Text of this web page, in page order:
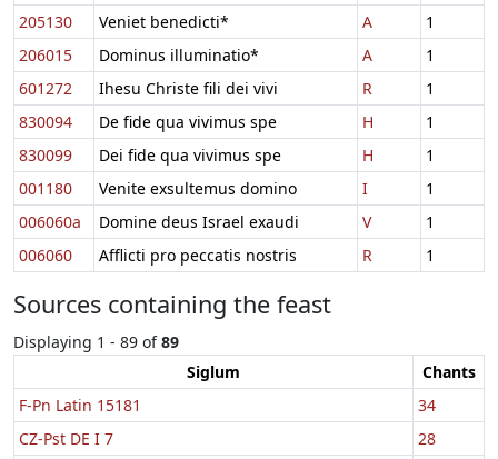
205130
Veniet benedicti* A
1
206015
Dominus illuminatio* A
1
601272
Ihesu Christe fili dei vivi R
1
830094
De fide qua vivimus spe H
1
830099
Dei fide qua vivimus spe H
1
001180
Venite exsultemus domino I
1
006060a
Domine deus Israel exaudi V
1
006060
Afflicti pro peccatis nostris R 1
Sources containing the feast
Displaying 1 - 89 of89
Siglum
Chants
F-Pn Latin 15181
34
CZ-Pst DE I 7
28